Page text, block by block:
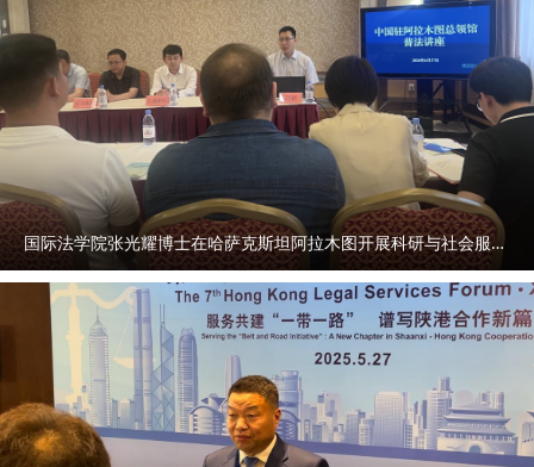
国际法学院张光耀博士在哈萨克斯坦阿拉木图开展科研与社会服务活动